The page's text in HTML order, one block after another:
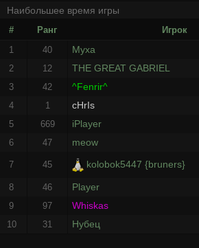
Наибольшее время игры
# Ранг Игрок
1
40 Myxa
2
12 THE GREAT GABRIEL
3
42 ^Fenrir^
4
1 cHrIs
5
669 iPlayer
6
47 meow
7 45 kolobok5447 {bruners}
8 46 Player
9
97 Whiskas
10
31 Нубец